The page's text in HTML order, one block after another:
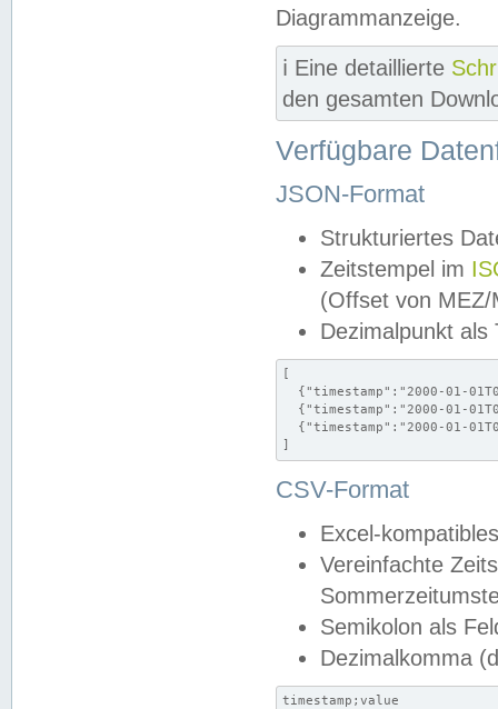
Diagrammanzeige.
ℹ️ Eine detaillierte
den gesamten
Verfügbare
JSON-Format
Strukturiertes
Zeitstempel im
(Offset von MEZ/
Dezimalpunkt als
[
{"timestamp":"2000-01-
{"timestamp":"2000-01-
{"timestamp":"2000-01-
]
CSV-Format
Excel-
Vereinfachte
Semikolon als
Dezimalkomma
timestamp;value